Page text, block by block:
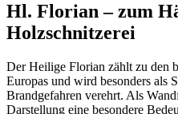
Hl. Florian – zum
Holzschnitzerei
Der Heilige Florian zählt zu den
Europas und wird besonders als
Brandgefahren verehrt. Als
Darstellung eine besondere